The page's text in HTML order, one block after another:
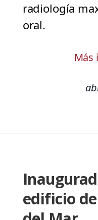
radiología
oral.
Más
edificio